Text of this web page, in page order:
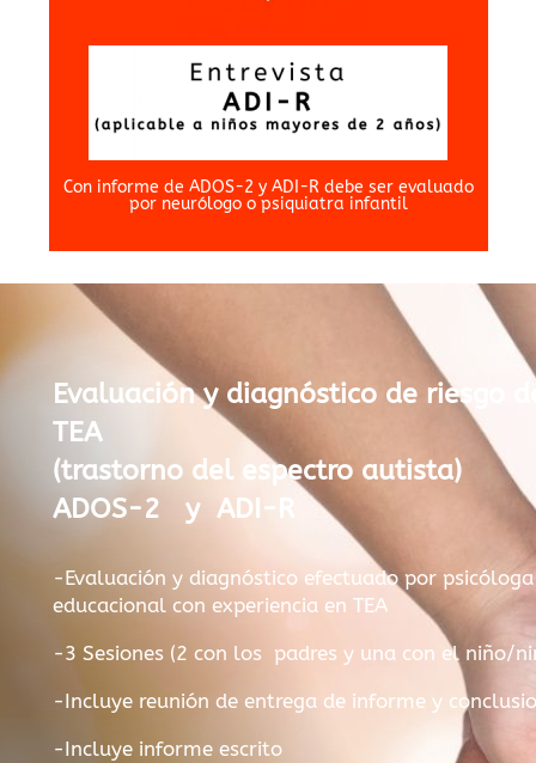
Con informe de ADOS-2 y ADI-R debe ser evaluado
por neurólogo o psiquiatra infantil
Evaluación y diagnóstico de riesgo
TEA
(trastorno del espectro autista)
ADOS-2 y ADI-R
-Evaluación y diagnóstico efectuado por psicóloga
educacional con experiencia en TEA
-3 Sesiones (2 con los padres y una con el niño/
-Incluye reunión de entrega de informe y
-Incluye informe escrito